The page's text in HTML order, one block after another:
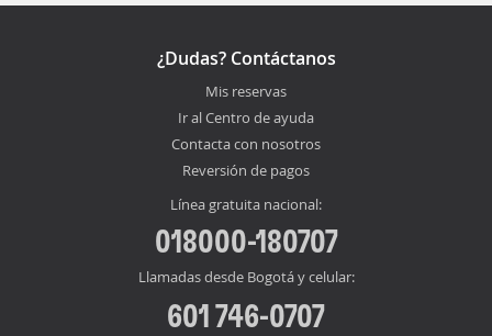
¿Dudas? Contáctanos
Mis reservas
Ir al Centro de ayuda
Contacta con nosotros
Reversión de pagos
Línea gratuita nacional:
018000-180707
Llamadas desde Bogotá y celular:
601 746-0707